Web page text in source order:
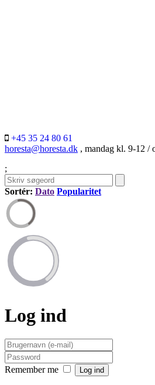
+45 35 24 80 61
horesta@horesta.dk , mandag kl. 9-12 /
;
Sortér: Dato Popularitet
Log ind
Remember me